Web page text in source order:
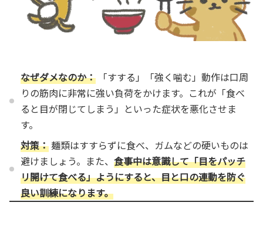
なぜダメなのか： 「すする」「強く噛む」動作は口周
りの筋肉に非常に強い負荷をかけます。これが「食べ
ると目が閉じてしまう」といった症状を悪化させま
す。
対策：麺類はすすらずに食べ、ガムなどの硬いものは
避けましょう。また、食事中は意識して「目をパッチ
リ開けて食べる」ようにすると、目と口の連動を防ぐ
良い訓練になります。